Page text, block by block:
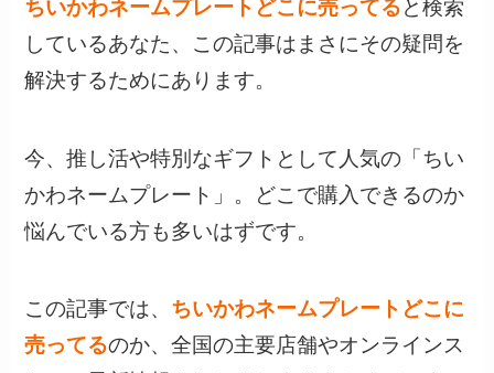
ちいかわネームプレートどこに売ってると検索
しているあなた、この記事はまさにその疑問を
解決するためにあります。
今、推し活や特別なギフトとして人気の「ちい
かわネームプレート」。どこで購入できるのか
悩んでいる方も多いはずです。
この記事では、 ちいかわネームプレートどこに
売ってるのか、全国の主要店舗やオンラインス